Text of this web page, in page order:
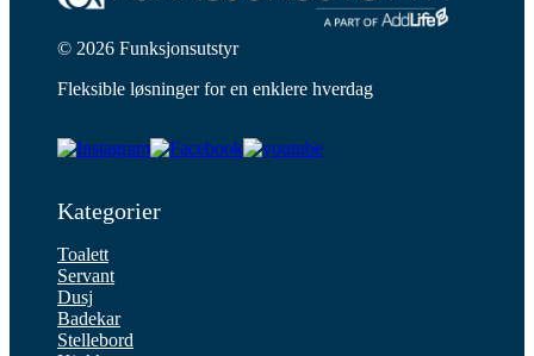
© 2026 Funksjonsutstyr
Fleksible løsninger for en enklere hverdag
Kategorier
Toalett
Servant
Dusj
Badekar
Stellebord